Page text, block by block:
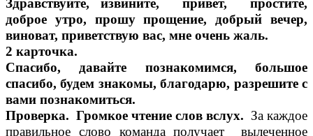
Здравствуйте, извините, привет, простите,
доброе утро, прошу прощение, добрый вечер,
виноват, приветствую вас, мне очень жаль.
2 карточка.
Спасибо, давайте познакомимся, большое
спасибо, будем знакомы, благодарю, разрешите с
вами познакомиться.
Проверка. Громкое чтение слов вслух. За каждое
правильное слово команда получает вылеченное